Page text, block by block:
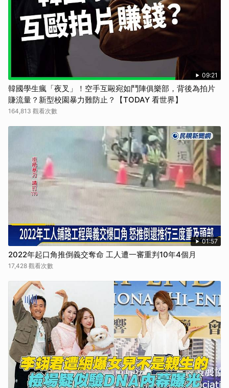
09:21
韓國學生瘋「夜叉」！空手互毆宛如鬥陣俱樂部，背後為拍片
賺流量？新型校園暴力難防止？【TODAY 看世界】
164,813 觀看次數
01:57
2022年起口角推倒義交奪命 工人遭一審重判10年4個月
17,428 觀看次數
取消